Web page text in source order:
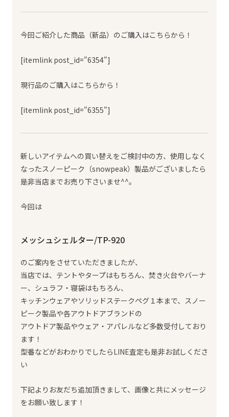
今回ご紹介した商品（新品）のご購入はこちらから！
[itemlink post_id="6354"]
現行品のご購入はこちらから！
[itemlink post_id="6355"]
新しいアイテムへの買い替えをご検討中の方、使用しなく
なったスノーピーク（snowpeak）製品がございましたら
是非当店までお売り下さいませ^^。
今回は
メッシュシェルター/TP-920
のご案内をさせていただきましたが、
当店では、テントやタープはもちろん、焚き火台やバーナ
ー、シュラフ・寝袋はもちろん、
キッチンウェアやソリッドステークペグ１本まで、スノー
ピーク製品や各アウトドアブランドの
アウトドア製品やウェア・アパレルなど多数受付しており
ます！
型番などがおわかりでしたらLINE査定も是非お試しくださ
い
下記よりお友だち追加頂きまして、画像と共にメッセージ
をお願い致します！